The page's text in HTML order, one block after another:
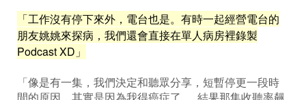
「工作沒有停下來外，電台也是。有時一起經營電台的
朋友姚姚來探病，我們還會直接在單人病房裡錄製
Podcast XD」
「像是有一集，我們決定和聽眾分享，短暫停更一段時
間的原因，其實是因為我得癌症了......結果那集收聽率飆